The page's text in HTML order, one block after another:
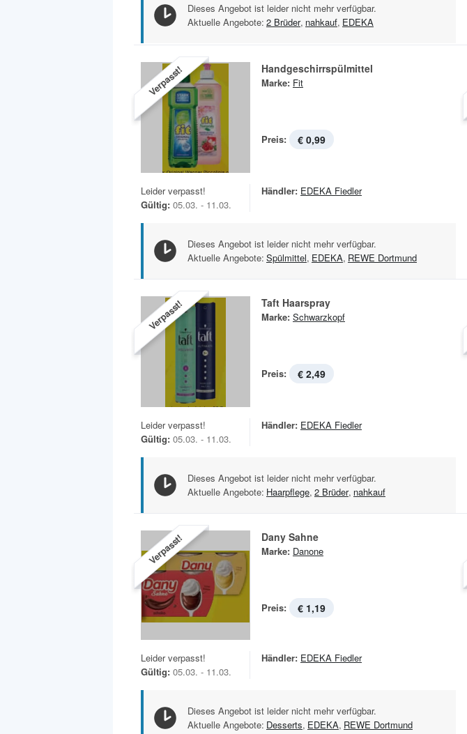
Dieses Angebot ist leider nicht mehr verfügbar.
Aktuelle Angebote: 2 Brüder, nahkauf, EDEKA
Verpasst! Handgeschirrspülmittel
Marke: Fit
Preis: € 0,99
Leider verpasst!
Gültig: 05.03. - 11.03.
Händler: EDEKA Fiedler
Dieses Angebot ist leider nicht mehr verfügbar.
Aktuelle Angebote: Spülmittel, EDEKA, REWE Dortmund
Verpasst! Taft Haarspray
Marke: Schwarzkopf
Preis: € 2,49
Leider verpasst!
Gültig: 05.03. - 11.03.
Händler: EDEKA Fiedler
Dieses Angebot ist leider nicht mehr verfügbar.
Aktuelle Angebote: Haarpflege, 2 Brüder, nahkauf
Verpasst! Dany Sahne
Marke: Danone
Preis: € 1,19
Leider verpasst!
Gültig: 05.03. - 11.03.
Händler: EDEKA Fiedler
Dieses Angebot ist leider nicht mehr verfügbar.
Aktuelle Angebote: Desserts, EDEKA, REWE Dortmund